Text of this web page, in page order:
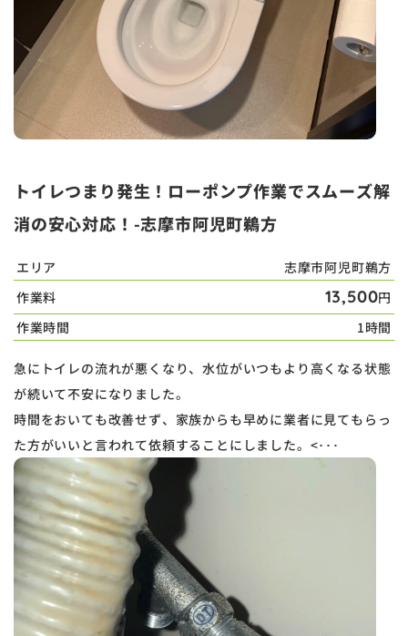
トイレつまり発生！ローポンプ作業でスムーズ解
消の安心対応！-志摩市阿児町鵜方
エリア
志摩市阿児町鵜方
作業料
13,500円
作業時間
1時間
急にトイレの流れが悪くなり、水位がいつもより高くなる状態
が続いて不安になりました。
時間をおいても改善せず、家族からも早めに業者に見てもらっ
た方がいいと言われて依頼することにしました。<･･･